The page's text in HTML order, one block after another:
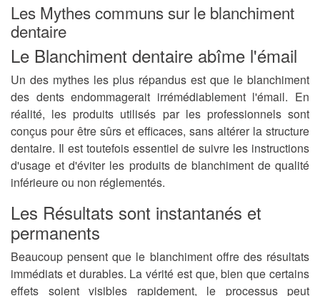
Les Mythes communs sur le blanchiment
dentaire
Le Blanchiment dentaire abîme l'émail
Un des mythes les plus répandus est que le blanchiment
des dents endommagerait irrémédiablement l'émail. En
réalité, les produits utilisés par les professionnels sont
conçus pour être sûrs et efficaces, sans altérer la structure
dentaire. Il est toutefois essentiel de suivre les instructions
d'usage et d'éviter les produits de blanchiment de qualité
inférieure ou non réglementés.
Les Résultats sont instantanés et
permanents
Beaucoup pensent que le blanchiment offre des résultats
immédiats et durables. La vérité est que, bien que certains
effets soient visibles rapidement, le processus peut